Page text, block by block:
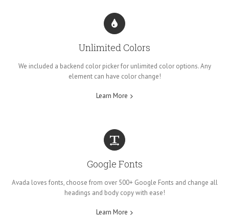
Unlimited Colors
We included a backend color picker for unlimited color options. Any
element can have color change!
Learn More
Google Fonts
Avada loves fonts, choose from over 500+ Google Fonts and change all
headings and body copy with ease!
Learn More